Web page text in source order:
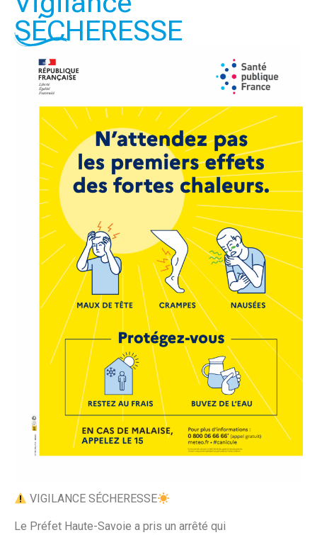
SÉCHERESSE
VIGILANCE SÉCHERESSE
Le Préfet Haute-Savoie a pris un arrêté qui